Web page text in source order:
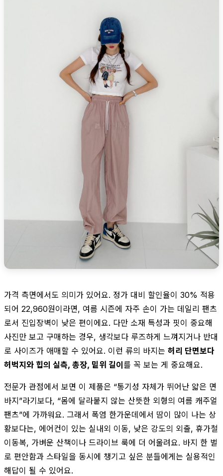
가격 측면에서도 의미가 있어요. 정가 대비 할인율이 30% 적용
되어 22,960원이라면, 여름 시즌에 자주 손이 가는 데일리 팬츠
로서 진입장벽이 낮은 편이에요. 다만 소재 특성과 핏이 중요해
사진만 보고 구매하는 경우, 생각보다 루즈하게 느껴지거나 반대
로 사이즈가 애매할 수 있어요. 이런 류의 바지는 허리 단면보다
허벅지와 힙의 실측, 총장, 밑위 길이를 꼭 보는 게 중요해요.
전문가 관점에서 보면 이 제품은 “통기성 자체가 뛰어난 얇은 면
바지”라기보다, “몸에 달라붙지 않는 산뜻한 외형의 여름 캐주얼
팬츠”에 가까워요. 그래서 폭염 한가운데에서 땀이 많이 나는 상
황보다는, 에어컨이 있는 실내외 이동, 낮은 강도의 외출, 휴가철
이동복, 가벼운 산책이나 드라이브 룩에 더 어울려요. 바지 한 벌
로 편안함과 스타일을 동시에 챙기고 싶은 분들에게는 실용적인
해답이 될 수 있어요.